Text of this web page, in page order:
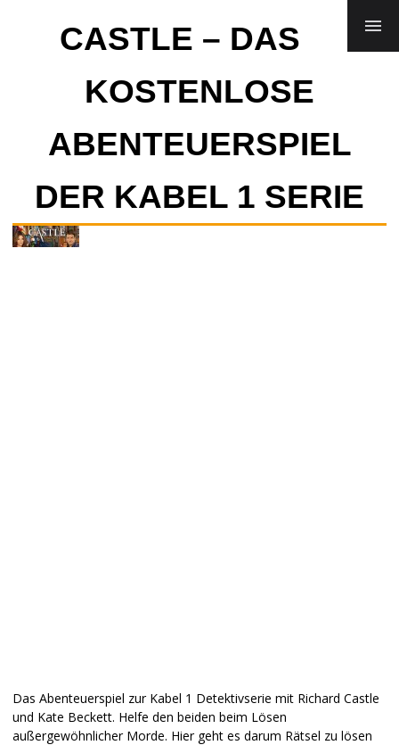
DOWNLOADS
FLASH SPIELE
LINUX SPIELE
CASTLE – DAS
KOSTENLOSE
ABENTEUERSPIEL
DER KABEL 1 SERIE
Das Abenteuerspiel zur Kabel 1 Detektivserie mit Richard Castle
und Kate Beckett. Helfe den beiden beim Lösen
außergewöhnlicher Morde. Hier geht es darum Rätsel zu lösen